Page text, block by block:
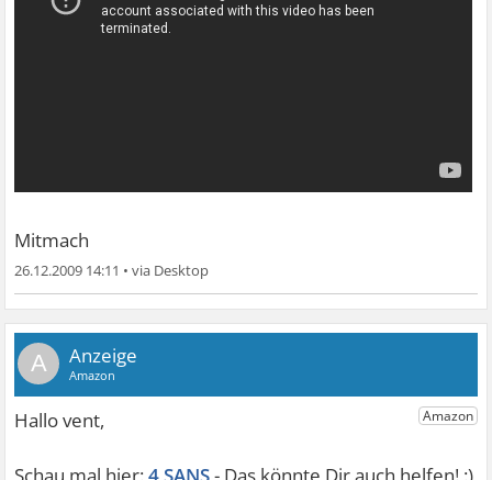
Mitmach
26.12.2009 14:11 •
A